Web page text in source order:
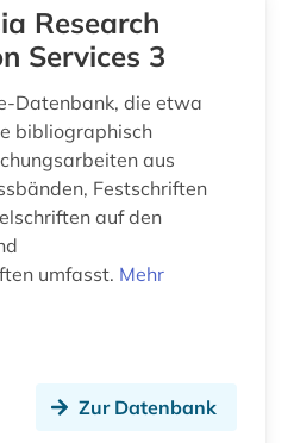
konzentrationslager (1)
Research
Services 3
Datenbank, die etwa
bibliographisch
aus
Festschriften
auf den
umfasst. Mehr
Zur Datenbank